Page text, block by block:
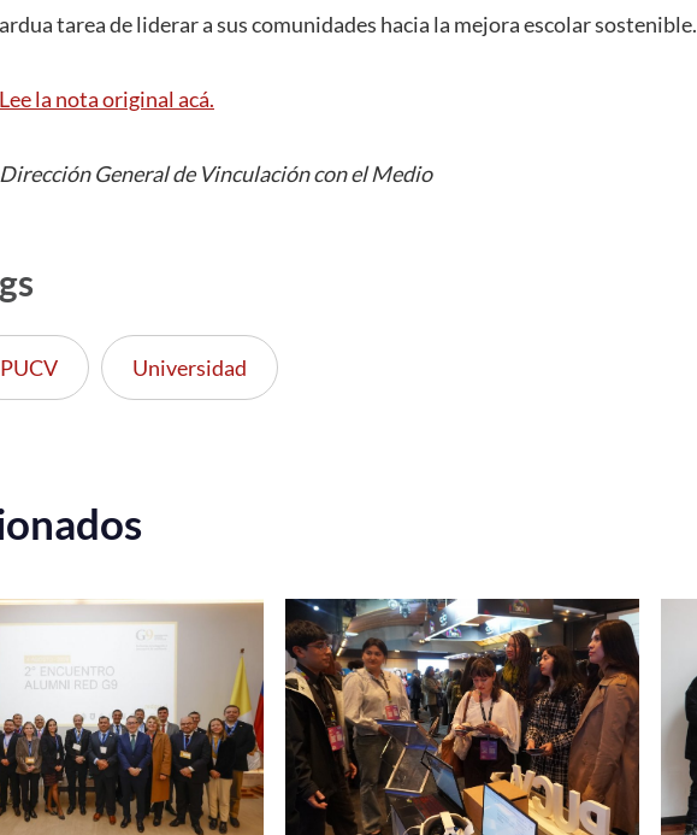
ardua tarea de liderar a sus comunidades hacia la mejora escolar sostenible.
Lee la nota original acá.
Dirección General de Vinculación con el Medio
PUCV Universidad